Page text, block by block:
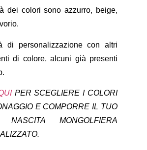
dei colori sono azzurro, beige,
di personalizzazione con altri
di colore, alcuni già presenti
PER SCEGLIERE I COLORI
E COMPORRE IL TUO
NASCITA MONGOLFIERA